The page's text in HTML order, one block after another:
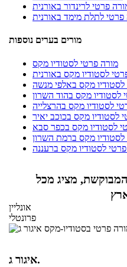
פרטי לרינדור באורנית
פרטי לתלת מימד באורנית
מורים בערים נוספות
מורה פרטי לסטודיו מקס
לסטודיו מקס באורנית
לסטודיו מקס באלפי מנשה
לסטודיו מקס בהוד השרון
לסטודיו מקס בהרצלייה
לסטודיו מקס בכוכב יאיר
לסטודיו מקס בכפר סבא
לסטודיו מקס ברמת השרון
לסטודיו מקס ברעננה
מציג מכל
אונליין
פרונטלי
איגור ג.